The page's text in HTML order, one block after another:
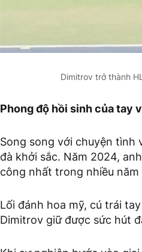
Dimitrov trở thành
Phong độ hồi sinh của tay
Song song với chuyện tình
đà khởi sắc. Năm 2024,
công nhất trong nhiều năm
Lối đánh hoa mỹ, cú trái
Dimitrov giữ được sức hút